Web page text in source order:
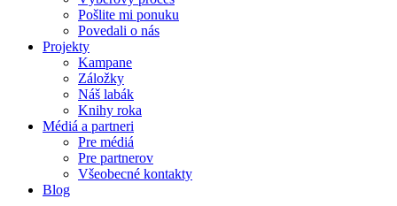
Pošlite mi ponuku
Povedali o nás
Projekty
Kampane
Záložky
Náš labák
Knihy roka
Médiá a partneri
Pre médiá
Pre partnerov
Všeobecné kontakty
Blog